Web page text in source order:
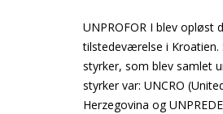
UNPROFOR I blev opløst
tilstedeværelse i Kroatien.
styrker, som blev samlet
styrker var: UNCRO
Herzegovina og